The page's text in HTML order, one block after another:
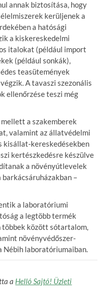
annak biztosítása, hogy
kerüljenek a
a hatósági
a kiskereskedelmi
italokat (például import
(például sonkák),
teasütemények
A tavaszi szezonális
ellenőrzése teszi még
a szakemberek
valamint az állatvédelmi
kisállat-kereskedésekben
kertészkedésre készülve
a növényútlevelek
–
a laboratóriumi
a legtöbb termék
többek között sótartalom,
növényvédőszer-
Nébih laboratóriumaiban.
a Helló Sajtó! Üzleti